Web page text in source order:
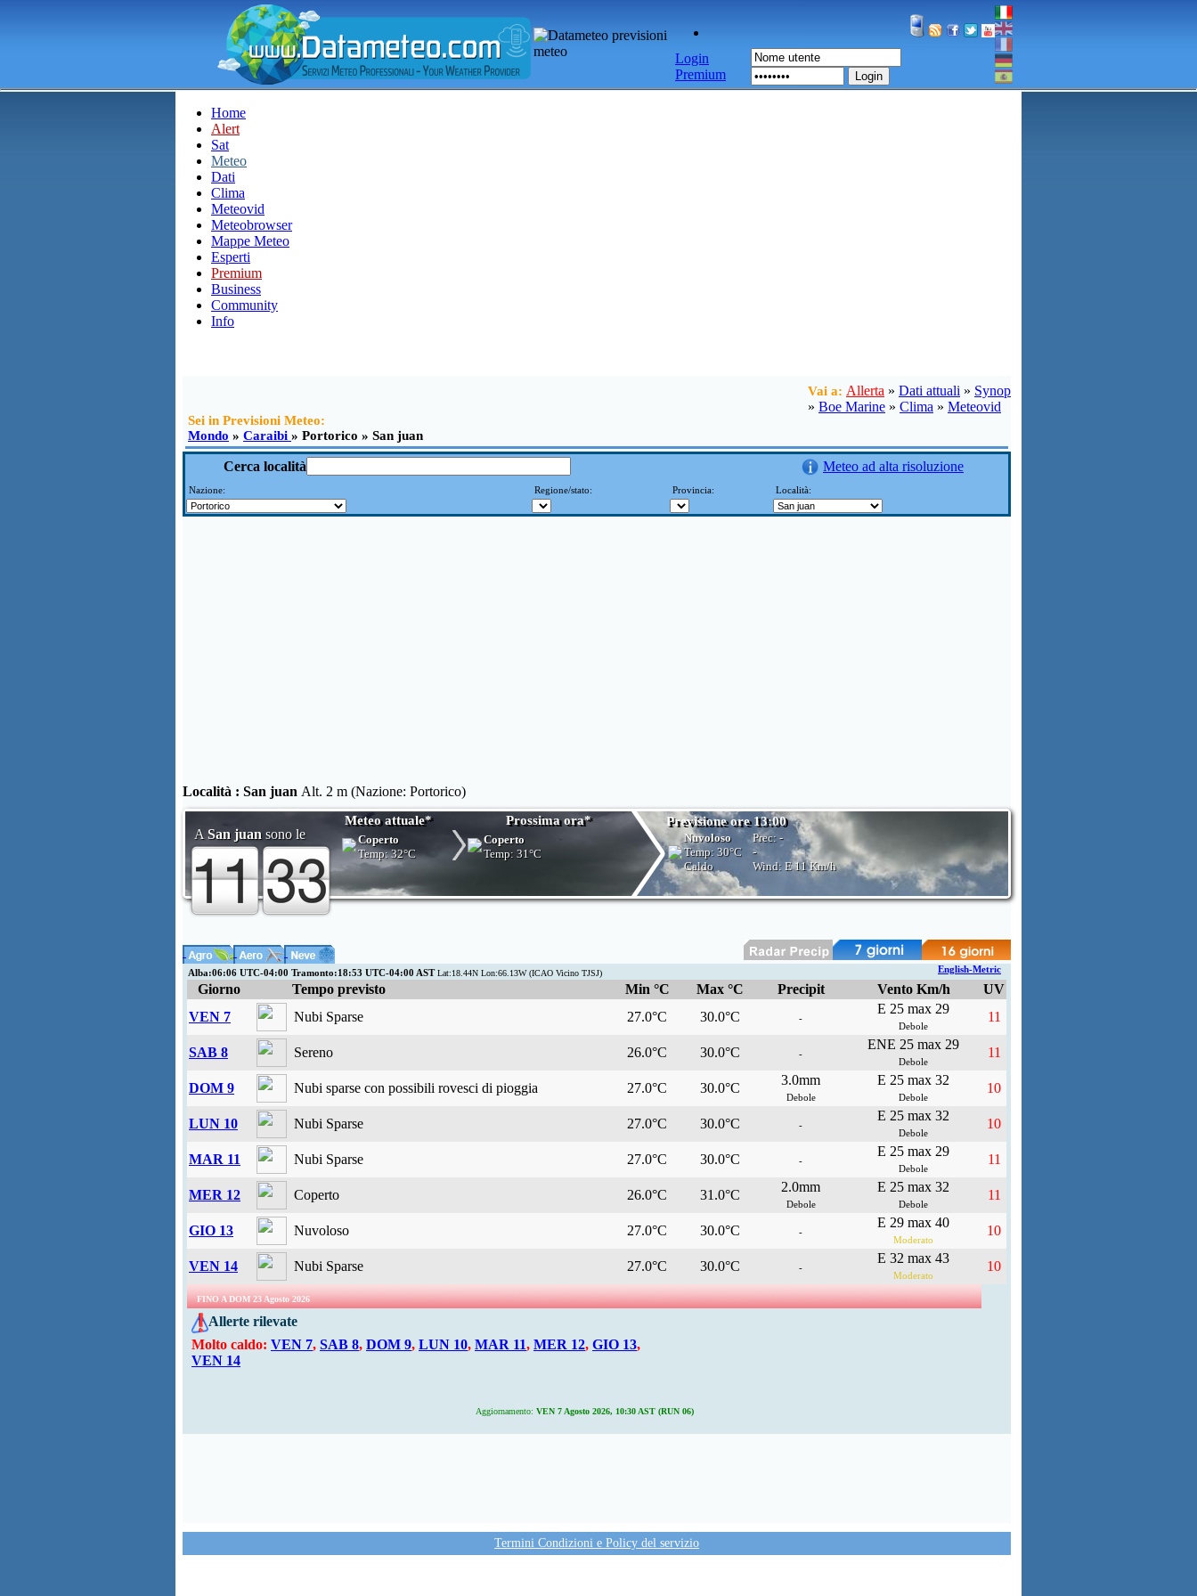
Login
Premium
Login
Home
Alert
Sat
Meteo
Dati
Clima
Meteovid
Meteobrowser
Mappe Meteo
Esperti
Premium
Business
Community
Info
Vai a: Allerta » Dati attuali » Synop
» Boe Marine » Clima » Meteovid
Sei in Previsioni Meteo:
Mondo » Caraibi » Portorico » San juan
Cerca località Meteo ad alta risoluzione
Nazione: Regione/stato: Provincia: Località:
Località : San juan Alt. 2 m (Nazione: Portorico)
A San juan sono le
Meteo attuale* Prossima ora*
Coperto
Temp:32°C
Coperto
Temp: 31°C
Previsione ore 13:00
Nuvoloso
Temp: 30°C
Caldo
Prec: -
-
Wind: E11 Km/h
Alba:06:06 UTC-04:00 Tramonto:18:53 UTC-04:00 ASTLat:18.44N Lon:66.13W (ICAO Vicino TJSJ) English-Metric
Giorno Tempo previsto Min °C Max °C Precipit Vento Km/h
UV
VEN 7
Nubi Sparse 27.0°C 30.0°C -
E 25 max 29
Debole
11
SAB 8 Sereno 26.0°C 30.0°C -
ENE 25 max 29
Debole
11
DOM 9 Nubi sparse con possibili rovesci di pioggia 27.0°C 30.0°C
3.0mm
Debole
E 25 max 32
Debole
10
LUN 10 Nubi Sparse 27.0°C 30.0°C -
E 25 max 32
Debole
10
MAR 11 Nubi Sparse 27.0°C 30.0°C -
E 25 max 29
Debole
11
MER 12 Coperto 26.0°C 31.0°C
2.0mm
Debole
E 25 max 32
Debole
11
GIO 13 Nuvoloso 27.0°C 30.0°C -
E 29 max 40
Moderato
10
VEN 14 Nubi Sparse 27.0°C 30.0°C -
E 32 max 43
Moderato
10
FINO A DOM 23 Agosto 2026
Allerte rilevate
Molto caldo: VEN 7, SAB 8, DOM 9, LUN 10, MAR 11, MER 12, GIO 13,
VEN 14
Aggiornamento: VEN 7 Agosto 2026, 10:30 AST (RUN 06)
Termini Condizioni e Policy del servizio